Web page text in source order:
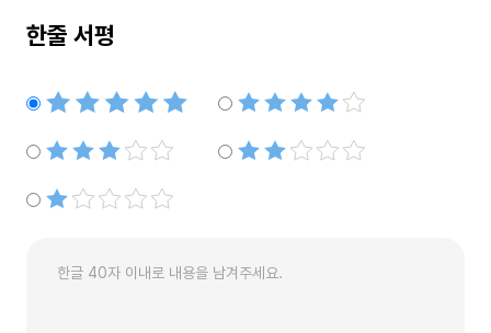
한줄 서평
별점5개 별점4개
별점3개 별점2개
별점1개